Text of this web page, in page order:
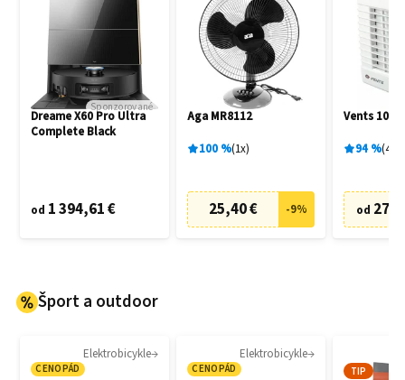
Sponzorované
Dreame X60 Pro Ultra
Complete Black
od 1 394,61 €
Aga MR8112
100% 1x
25,40 € -9%
Vents 100
94% 4
od
Šport a outdoor
Elektrobicykle
CENOPÁD
Elektrobicykle
CENOPÁD TIP